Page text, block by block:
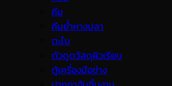
คีม
คีมย้ำหางปลา
ตะไบ
ตัวดูดวัสดุผิวเรียบ
ตู้เครื่องมือช่าง